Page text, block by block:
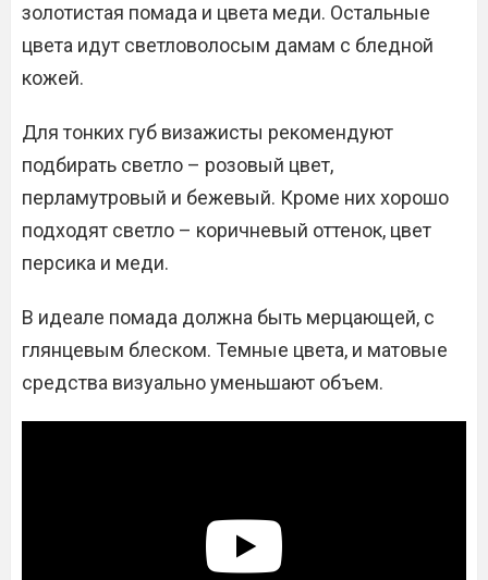
золотистая помада и цвета меди. Остальные
цвета идут светловолосым дамам с бледной
кожей.
Для тонких губ визажисты рекомендуют
подбирать светло – розовый цвет,
перламутровый и бежевый. Кроме них хорошо
подходят светло – коричневый оттенок, цвет
персика и меди.
В идеале помада должна быть мерцающей, с
глянцевым блеском. Темные цвета, и матовые
средства визуально уменьшают объем.